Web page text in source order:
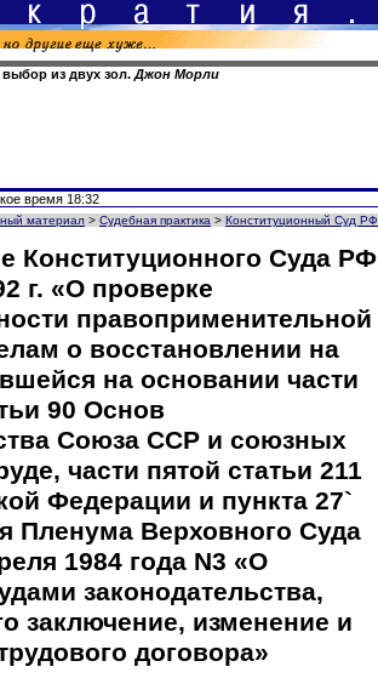
из двух зол. Джон Морли
время 18:32
материал > Судебная практика > Конституционный Суд РФ
Конституционного Суда РФ
г. «О проверке
правоприменительной
о восстановлении на
на основании части
90 Основ
Союза ССР и союзных
части пятой статьи 211
Федерации и пункта 27`
Пленума Верховного Суда
1984 года N3 «О
законодательства,
заключение, изменение и
договора»